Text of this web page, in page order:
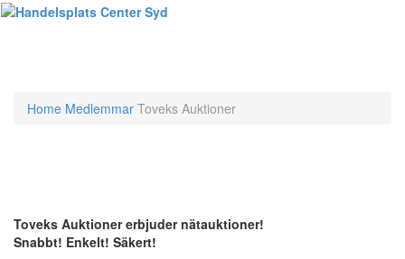
Home Medlemmar Toveks Auktioner
Toveks Auktioner erbjuder nätauktioner!
Snabbt! Enkelt! Säkert!